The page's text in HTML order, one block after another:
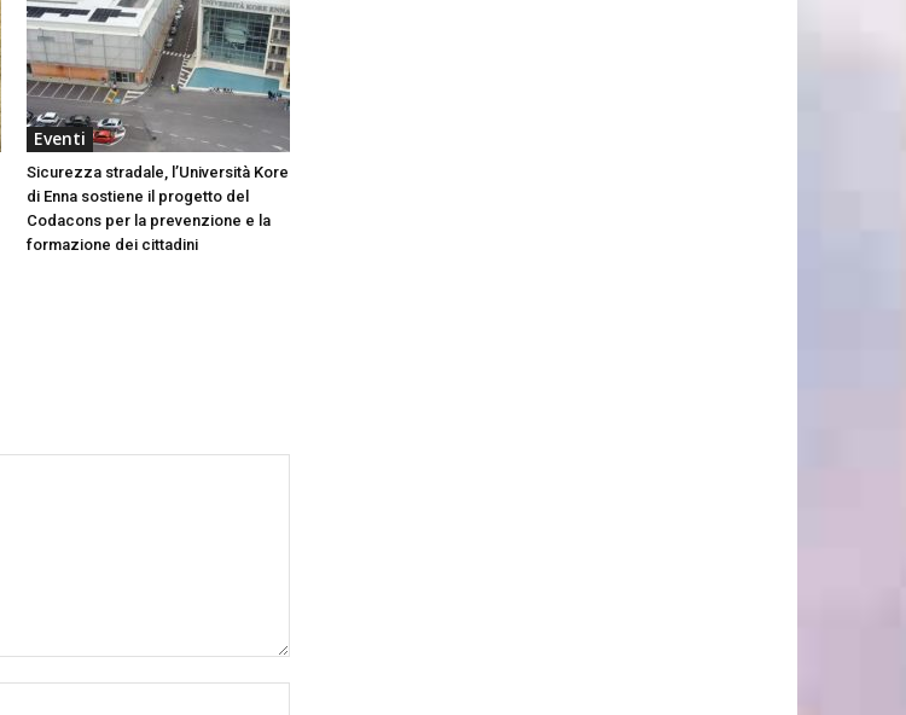
Eventi
Sicurezza stradale, l’Università Kore
di Enna sostiene il progetto del
Codacons per la prevenzione e la
formazione dei cittadini